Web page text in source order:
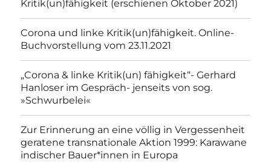
Kritik(un)fähigkeit (erschienen Oktober 2021)
Corona und linke Kritik(un)fähigkeit. Online-
Buchvorstellung vom 23.11.2021
„Corona & linke Kritik(un) fähigkeit“- Gerhard
Hanloser im Gespräch- jenseits von sog.
»Schwurbelei«
Zur Erinnerung an eine völlig in Vergessenheit
geratene transnationale Aktion 1999: Karawane
indischer Bauer*innen in Europa